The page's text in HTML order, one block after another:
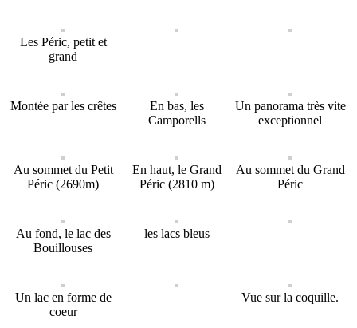
Les Péric, petit et
grand
Montée par les crêtes
En bas, les
Camporells
Un panorama très vite
exceptionnel
Au sommet du Petit
Péric (2690m)
En haut, le Grand
Péric (2810 m)
Au sommet du Grand
Péric
Au fond, le lac des
Bouillouses
les lacs bleus
Un lac en forme de
coeur
Vue sur la coquille.